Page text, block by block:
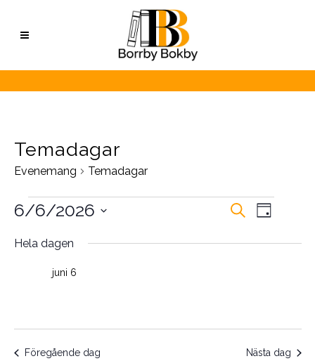
Temadagar
Evenemang Temadagar
Evenemang
för
juni
2026
Search
Sök Dag
6/6/2026
datum.
Hela dagen
juni 6
Föregående dag Nästa dag